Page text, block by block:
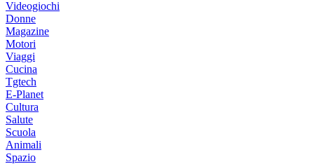
Videogiochi
Donne
Magazine
Motori
Viaggi
Cucina
Tgtech
E-Planet
Cultura
Salute
Scuola
Animali
Spazio